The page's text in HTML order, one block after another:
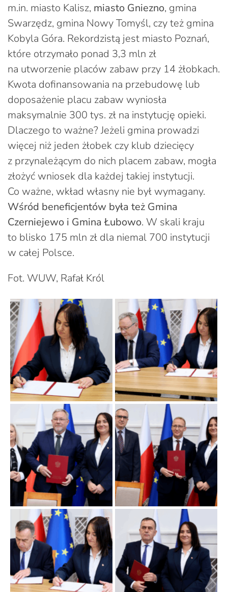
m.in. miasto Kalisz, miasto Gniezno, gmina
Swarzędz, gmina Nowy Tomyśl, czy też gmina
Kobyla Góra. Rekordzistą jest miasto Poznań,
które otrzymało ponad 3,3 mln zł
na utworzenie placów zabaw przy 14 żłobkach.
Kwota dofinansowania na przebudowę lub
doposażenie placu zabaw wyniosła
maksymalnie 300 tys. zł na instytucję opieki.
Dlaczego to ważne? Jeżeli gmina prowadzi
więcej niż jeden żłobek czy klub dziecięcy
z przynależącym do nich placem zabaw, mogła
złożyć wniosek dla każdej takiej instytucji.
Co ważne, wkład własny nie był wymagany.
Wśród beneficjentów była też Gmina
Czerniejewo i Gmina Łubowo. W skali kraju
to blisko 175 mln zł dla niemal 700 instytucji
w całej Polsce.
Fot. WUW, Rafał Król